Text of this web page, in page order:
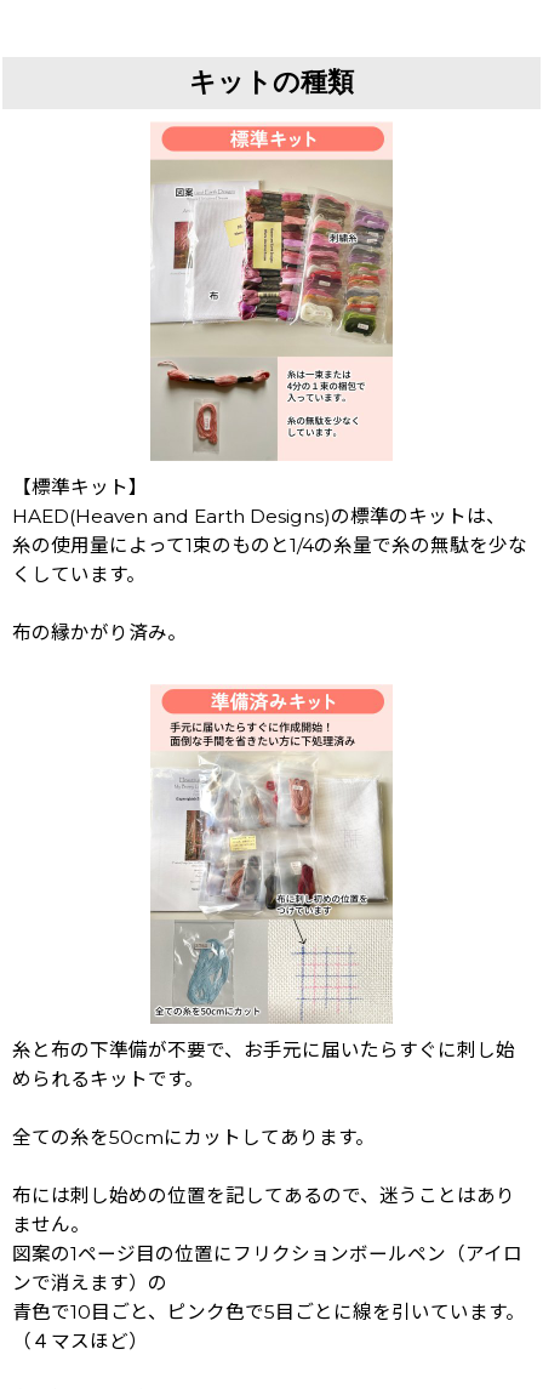
キットの種類
【標準キット】
HAED(Heaven and Earth Designs)の標準のキットは、
糸の使用量によって1束のものと1/4の糸量で糸の無駄を少な
くしています。
布の縁かがり済み。
糸と布の下準備が不要で、お手元に届いたらすぐに刺し始
められるキットです。
全ての糸を50cmにカットしてあります。
布には刺し始めの位置を記してあるので、迷うことはあり
ません。
図案の1ページ目の位置にフリクションボールペン（アイロ
ンで消えます）の
青色で10目ごと、ピンク色で5目ごとに線を引いています。
（４マスほど）